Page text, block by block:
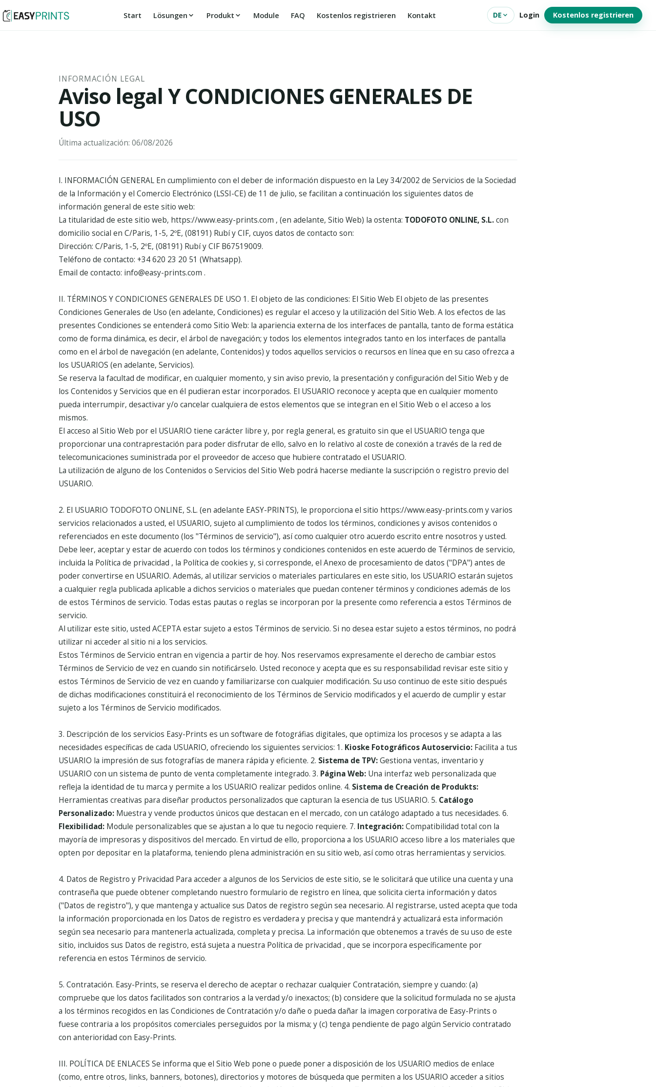
Start Lösungen Produkt Module FAQ Kostenlos registrieren Kontakt DE Login Kostenlos registrieren
INFORMACIÓN LEGAL
Aviso legal Y CONDICIONES GENERALES DE
USO
Última actualización: 06/08/2026
I. INFORMACIÓN GENERAL En cumplimiento con el deber de información dispuesto en la Ley 34/2002 de Servicios de la Sociedad
de la Información y el Comercio Electrónico (LSSI-CE) de 11 de julio, se facilitan a continuación los siguientes datos de
información general de este sitio web:
La titularidad de este sitio web, https://www.easy-prints.com , (en adelante, Sitio Web) la ostenta: TODOFOTO ONLINE, S.L.con
domicilio social en C/Paris, 1-5, 2ºE, (08191) Rubí y CIF, cuyos datos de contacto son:
Dirección: C/Paris, 1-5, 2ºE, (08191) Rubí y CIF B67519009.
Teléfono de contacto: +34 620 23 20 51 (Whatsapp).
Email de contacto: info@easy-prints.com .
II. TÉRMINOS Y CONDICIONES GENERALES DE USO 1. El objeto de las condiciones: El Sitio Web El objeto de las presentes
Condiciones Generales de Uso (en adelante, Condiciones) es regular el acceso y la utilización del Sitio Web. A los efectos de las
presentes Condiciones se entenderá como Sitio Web: la apariencia externa de los interfaces de pantalla, tanto de forma estática
como de forma dinámica, es decir, el árbol de navegación; y todos los elementos integrados tanto en los interfaces de pantalla
como en el árbol de navegación (en adelante, Contenidos) y todos aquellos servicios o recursos en línea que en su caso ofrezca a
los USUARIOS (en adelante, Servicios).
Se reserva la facultad de modificar, en cualquier momento, y sin aviso previo, la presentación y configuración del Sitio Web y de
los Contenidos y Servicios que en él pudieran estar incorporados. El USUARIO reconoce y acepta que en cualquier momento
pueda interrumpir, desactivar y/o cancelar cualquiera de estos elementos que se integran en el Sitio Web o el acceso a los
mismos.
El acceso al Sitio Web por el USUARIO tiene carácter libre y, por regla general, es gratuito sin que el USUARIO tenga que
proporcionar una contraprestación para poder disfrutar de ello, salvo en lo relativo al coste de conexión a través de la red de
telecomunicaciones suministrada por el proveedor de acceso que hubiere contratado el USUARIO.
La utilización de alguno de los Contenidos o Servicios del Sitio Web podrá hacerse mediante la suscripción o registro previo del
USUARIO.
2. El USUARIO TODOFOTO ONLINE, S.L. (en adelante EASY-PRINTS), le proporciona el sitio https://www.easy-prints.com y varios
servicios relacionados a usted, el USUARIO, sujeto al cumplimiento de todos los términos, condiciones y avisos contenidos o
referenciados en este documento (los "Términos de servicio"), así como cualquier otro acuerdo escrito entre nosotros y usted.
Debe leer, aceptar y estar de acuerdo con todos los términos y condiciones contenidos en este acuerdo de Términos de servicio,
incluida la Política de privacidad , la Política de cookies y, si corresponde, el Anexo de procesamiento de datos ("DPA") antes de
poder convertirse en USUARIO. Además, al utilizar servicios o materiales particulares en este sitio, los USUARIO estarán sujetos
a cualquier regla publicada aplicable a dichos servicios o materiales que puedan contener términos y condiciones además de los
de estos Términos de servicio. Todas estas pautas o reglas se incorporan por la presente como referencia a estos Términos de
servicio.
Al utilizar este sitio, usted ACEPTA estar sujeto a estos Términos de servicio. Si no desea estar sujeto a estos términos, no podrá
utilizar ni acceder al sitio ni a los servicios.
Estos Términos de Servicio entran en vigencia a partir de hoy. Nos reservamos expresamente el derecho de cambiar estos
Términos de Servicio de vez en cuando sin notificárselo. Usted reconoce y acepta que es su responsabilidad revisar este sitio y
estos Términos de Servicio de vez en cuando y familiarizarse con cualquier modificación. Su uso continuo de este sitio después
de dichas modificaciones constituirá el reconocimiento de los Términos de Servicio modificados y el acuerdo de cumplir y estar
sujeto a los Términos de Servicio modificados.
3. Descripción de los servicios Easy-Prints es un software de fotográfias digitales, que optimiza los procesos y se adapta a las
necesidades específicas de cada USUARIO, ofreciendo los siguientes servicios: 1. Kioske Fotográficos Autoservicio: Facilita a tus
USUARIO la impresión de sus fotografías de manera rápida y eficiente. 2. Sistema de TPV:Gestiona ventas, inventario y
USUARIO con un sistema de punto de venta completamente integrado. 3. Página Web: Una interfaz web personalizada que
refleja la identidad de tu marca y permite a los USUARIO realizar pedidos online. 4. Sistema de Creación de Produkts:
Herramientas creativas para diseñar productos personalizados que capturan la esencia de tus USUARIO. 5. Catálogo
Personalizado: Muestra y vende productos únicos que destacan en el mercado, con un catálogo adaptado a tus necesidades. 6.
Flexibilidad: Module personalizables que se ajustan a lo que tu negocio requiere. 7. Integración:Compatibilidad total con la
mayoría de impresoras y dispositivos del mercado. En virtud de ello, proporciona a los USUARIO acceso libre a los materiales que
opten por depositar en la plataforma, teniendo plena administración en su sitio web, así como otras herramientas y servicios.
4. Datos de Registro y Privacidad Para acceder a algunos de los Servicios de este sitio, se le solicitará que utilice una cuenta y una
contraseña que puede obtener completando nuestro formulario de registro en línea, que solicita cierta información y datos
("Datos de registro"), y que mantenga y actualice sus Datos de registro según sea necesario. Al registrarse, usted acepta que toda
la información proporcionada en los Datos de registro es verdadera y precisa y que mantendrá y actualizará esta información
según sea necesario para mantenerla actualizada, completa y precisa. La información que obtenemos a través de su uso de este
sitio, incluidos sus Datos de registro, está sujeta a nuestra Política de privacidad , que se incorpora específicamente por
referencia en estos Términos de servicio.
5. Contratación. Easy-Prints, se reserva el derecho de aceptar o rechazar cualquier Contratación, siempre y cuando: (a)
compruebe que los datos facilitados son contrarios a la verdad y/o inexactos; (b) considere que la solicitud formulada no se ajusta
a los términos recogidos en las Condiciones de Contratación y/o dañe o pueda dañar la imagen corporativa de Easy-Prints o
fuese contraria a los propósitos comerciales perseguidos por la misma; y (c) tenga pendiente de pago algún Servicio contratado
con anterioridad con Easy-Prints.
III. POLÍTICA DE ENLACES Se informa que el Sitio Web pone o puede poner a disposición de los USUARIO medios de enlace
(como, entre otros, links, banners, botones), directorios y motores de búsqueda que permiten a los USUARIO acceder a sitios